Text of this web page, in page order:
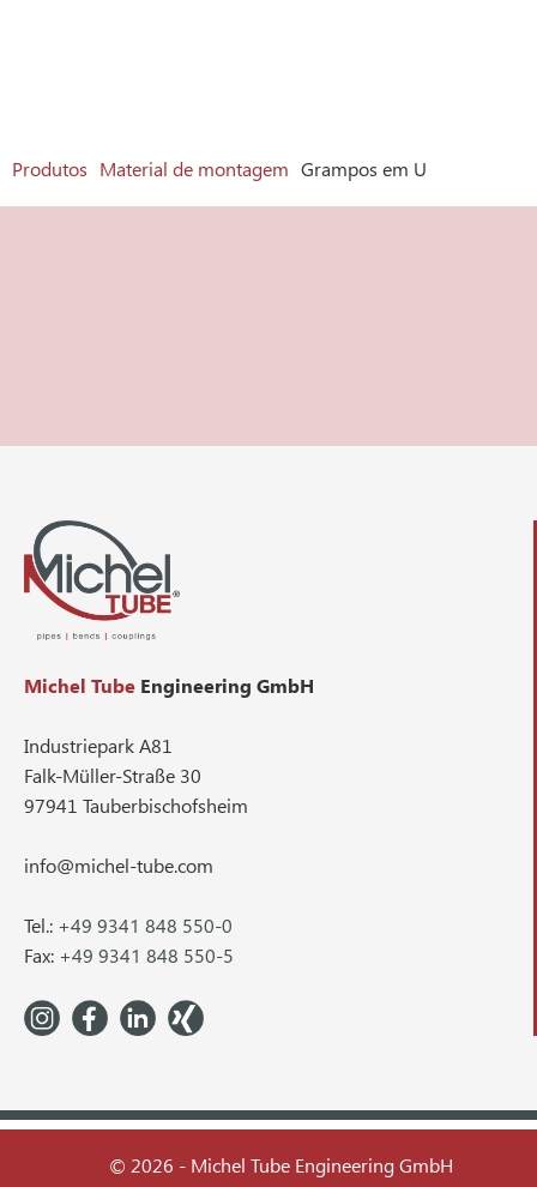
Produtos Material de montagem Grampos em U
Michel Tube Engineering GmbH
Industriepark A81
Falk-Müller-Straße 30
97941 Tauberbischofsheim
info@michel-tube.com
Tel.: +49 9341 848 550-0
Fax: +49 9341 848 550-5
© 2026 - Michel Tube Engineering GmbH